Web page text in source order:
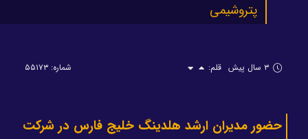
پتروشیمی
۳ سال پیش قلم: شماره: ۵۵۱۷۳
حضور مدیران ارشد هلدینگ خلیج فارس در شرکت